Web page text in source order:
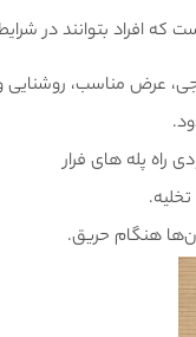
عرض مناسب، روشنایی
راه پله های فرار
هنگام حریق.